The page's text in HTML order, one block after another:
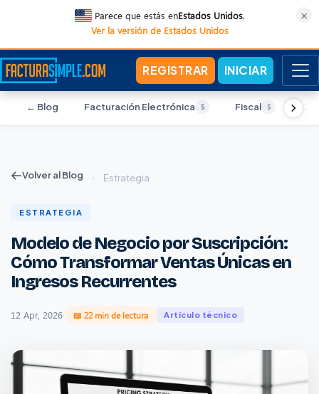
Parece que estás enEstados Unidos.
Ver la versión de Estados Unidos
×
REGISTRAR INICIAR
← Blog Facturación Electrónica 5 Fiscal 5
Volver al Blog › Estrategia
ESTRATEGIA
Modelo de Negocio por Suscripción:
Cómo Transformar Ventas Únicas en
Ingresos Recurrentes
12 Apr, 2026· 📖 22 min de lectura Artículo técnico